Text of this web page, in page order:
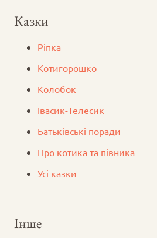
Казки
Ріпка
Котигорошко
Колобок
Iвасик-Телесик
Батьківські поради
Про котика та півника
Усі казки
Інше